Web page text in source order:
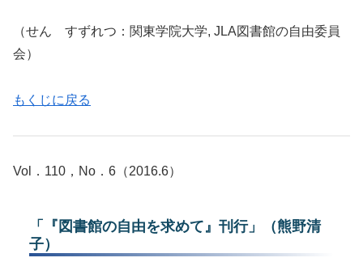
（せん すずれつ：関東学院大学, JLA図書館の自由委員
会）
もくじに戻る
Vol．110，No．6（2016.6）
「『図書館の自由を求めて』刊行」（熊野清
子）